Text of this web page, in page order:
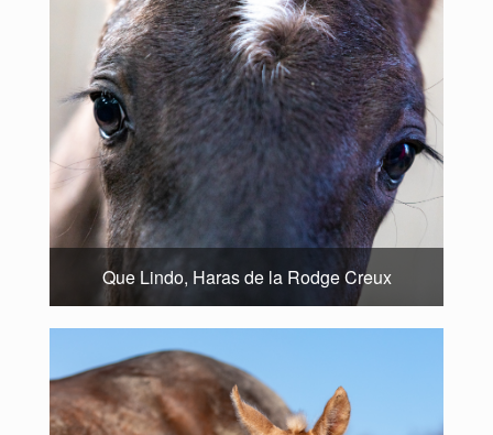
Que Lindo, Haras de la Rodge Creux